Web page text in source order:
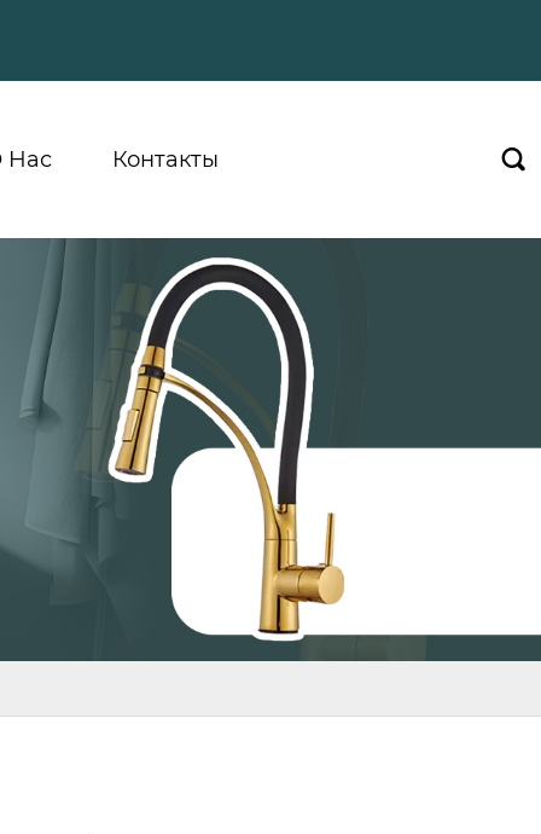
Hас Контакты 